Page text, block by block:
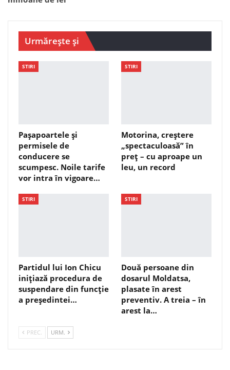
Urmărește și
STIRI
Pașapoartele și
permisele de
conducere se
scumpesc. Noile tarife
vor intra în vigoare…
STIRI
Motorina, creștere
„spectaculoasă” în
preț – cu aproape un
leu, un record
STIRI
Partidul lui Ion Chicu
inițiază procedura de
suspendare din funcție
a președintei…
STIRI
Două persoane din
dosarul Moldatsa,
plasate în arest
preventiv. A treia – în
arest la…
PREC. URM.